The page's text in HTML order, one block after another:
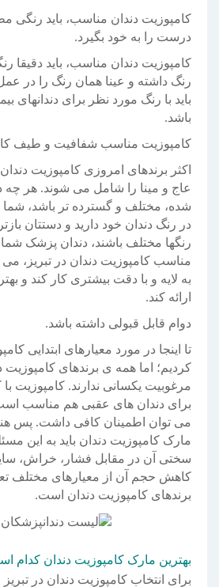
کامپوزیت دندان مناسب، باید رنگی
درست را به خود بگیرد.
کامپوزیت دندان مناسب، باید دقیقا
رنگ داشته و عینا همان رنگ را در
باید با رنگ مورد نظر برای دندانهای
باشد.
کامپوزیت مناسب شفافیت و طیف
اکثر برندهای امروزی کامپوزیت
عاج و مینا را شامل می شوند. هر چه
شده، مختلف و گسترده تر باشد،
در رنگ دندان خود دارید و دستتان
رنگها مختلف باشند، دندان پزشک
مناسب کامپوزیت دندان در تبریز، می
به لایه و با دقت بیشتری کار کند و
ارائه کند.
دوام قابل قبولی داشته باشد.
تا اینجا در مورد معیارهای ابتدایی
کردیم؛ اما همه ی برندهای کامپوزیت
مرغوبیت یکسانی ندارند. کامپوزیت با
برای دندان های عقبی هم مناسب
می توان اطمینان کافی داشت. پس
مارک کامپوزیت دندان باید به این
سختی آن در مقابل فشار، خراش،
کاهش حجم آن از معیارهای مختلف
برندهای کامپوزیت دندان است.
بهترین مارک کامپوزیت دندان کدام
برای انتخاب کامپوزیت دندان در